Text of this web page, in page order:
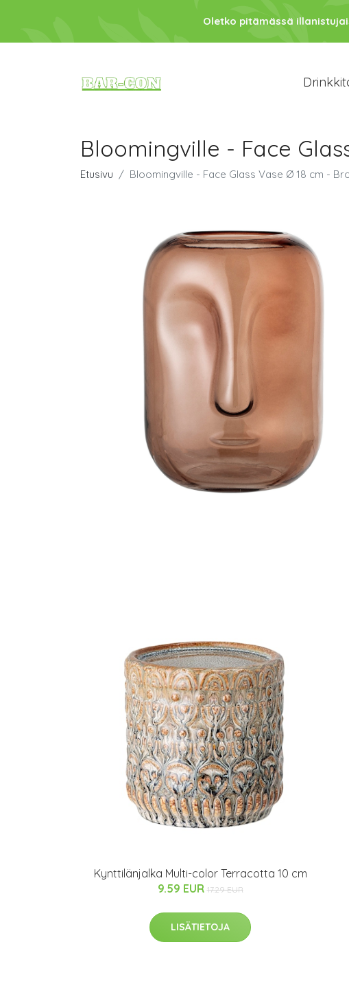
Oletko pitämässä
Bloomingville - Face
Etusivu Bloomingville - Face Glass Vase Ø 18 cm -
Kynttilänjalka Multi-color Terracotta 10 cm
9.59 EUR 17.29 EUR
LISÄTIETOJA